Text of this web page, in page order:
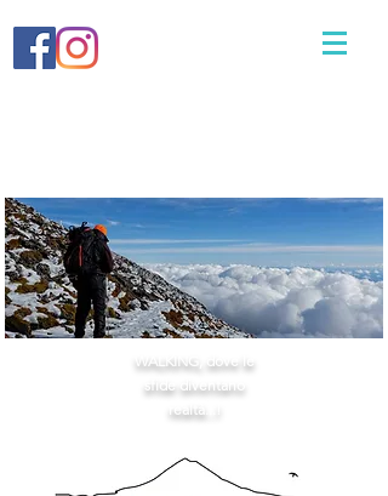
WALKING, dove le
sfide diventano
realtà...!